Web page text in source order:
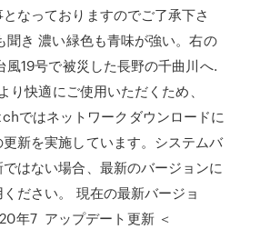
なっておりますのでご了承下さ
聞き 濃い緑色も青味が強い。右の
風19号で被災した長野の千曲川へ.
り快適にご使用いただくため、
ではネットワークダウンロードに
新を実施しています。システムバ
はない場合、最新のバージョンに
ださい。 現在の最新バージョ
年7 アップデート更新 ＜